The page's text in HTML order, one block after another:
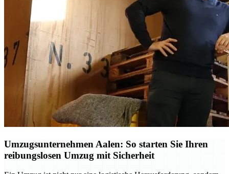
Umzugsunternehmen Aalen: So starten Sie Ihren
reibungslosen Umzug mit Sicherheit